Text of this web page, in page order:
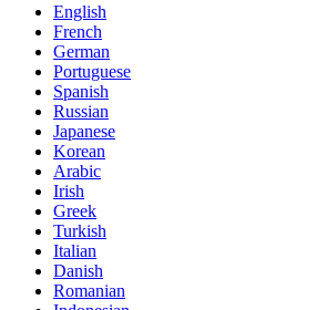
English
French
German
Portuguese
Spanish
Russian
Japanese
Korean
Arabic
Irish
Greek
Turkish
Italian
Danish
Romanian